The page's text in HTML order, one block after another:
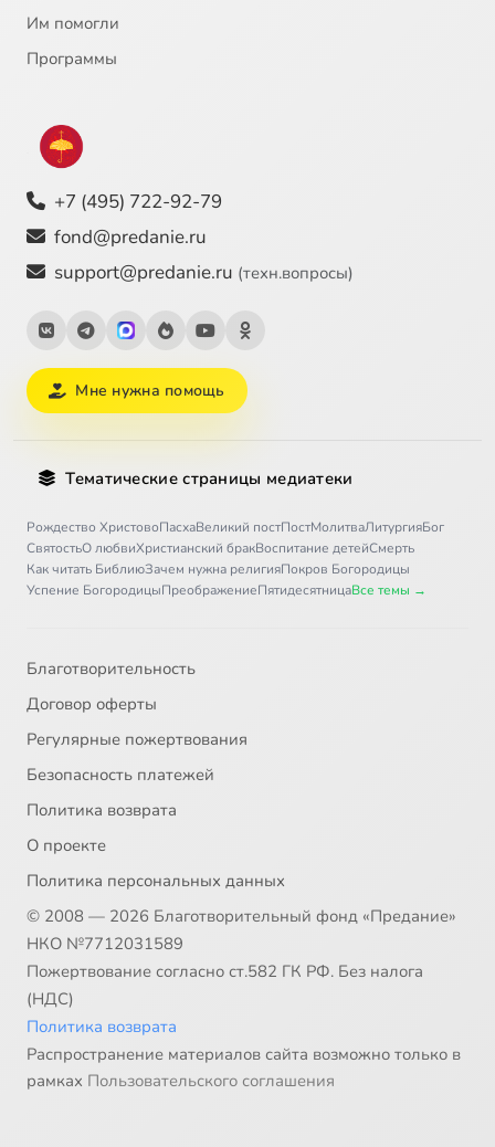
Им помогли
Программы
+7 (495) 722-92-79
fond@predanie.ru
support@predanie.ru (техн.вопросы)
Мне нужна помощь
Тематические страницы медиатеки
Рождество ХристовоПасхаВеликий постПостМолитваЛитургияБог
СвятостьО любвиХристианский бракВоспитание детейСмерть
Как читать БиблиюЗачем нужна религияПокров Богородицы
Успение БогородицыПреображениеПятидесятницаВсе темы →
Благотворительность
Договор оферты
Регулярные пожертвования
Безопасность платежей
Политика возврата
О проекте
Политика персональных данных
© 2008 — 2026 Благотворительный фонд «Предание»
НКО №7712031589
Пожертвование согласно ст.582 ГК РФ. Без налога
(НДС)
Политика возврата
Распространение материалов сайта возможно только в
рамках Пользовательского соглашения